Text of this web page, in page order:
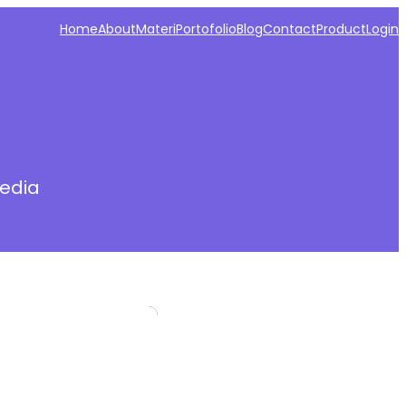
HomeAboutMateriPortofolioBlogContactProductLogin